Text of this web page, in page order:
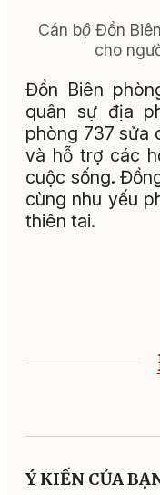
Cán bộ Đồn
cho
Đồn Biên
quân sự địa
phòng 737 sửa
và hỗ trợ các
cuộc sống.
cùng nhu yếu
thiên tai.
Ý KIẾN CỦA